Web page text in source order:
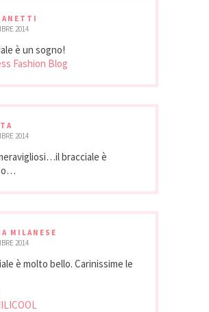
2014
è un sogno!
Fashion Blog
2014
bracciale è
MILANESE
2014
è molto bello. Carinissime le